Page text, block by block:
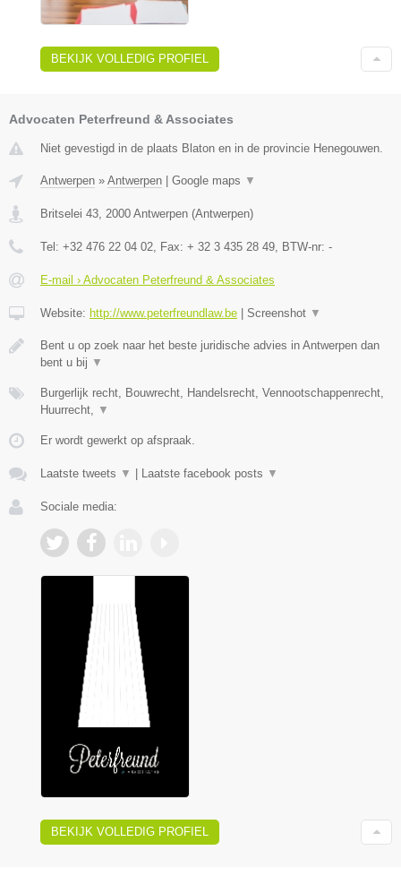
BEKIJK VOLLEDIG PROFIEL
Advocaten Peterfreund & Associates
Niet gevestigd in de plaats Blaton en in de provincie Henegouwen.
Antwerpen » Antwerpen Google maps ▼
Britselei 43 2000 Antwerpen (Antwerpen)
Tel: +32 476 22 04 02 , Fax: + 32 3 435 28 49 , BTW-nr: -
E-mail › Advocaten Peterfreund & Associates
Website: http://www.peterfreundlaw.be Screenshot ▼
Bent u op zoek naar het beste juridische advies in Antwerpen dan
bent u bij ▼
Burgerlijk recht, Bouwrecht, Handelsrecht, Vennootschappenrecht,
Huurrecht,
▼
Er wordt gewerkt op afspraak.
Laatste tweets ▼ Laatste facebook posts ▼
Sociale media:
BEKIJK VOLLEDIG PROFIEL